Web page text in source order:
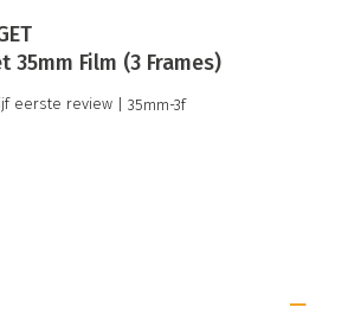
35mm Film (3 Frames)
eerste review | 35mm-3f